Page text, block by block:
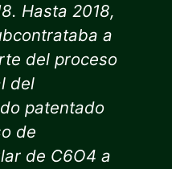
Hasta 2018,
a
del proceso
del
patentado
de
de C6O4 a